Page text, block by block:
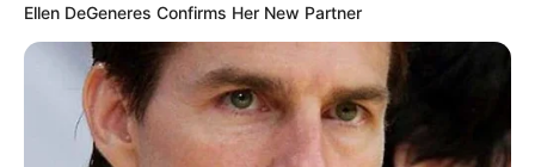
Ellen DeGeneres Confirms Her New Partner